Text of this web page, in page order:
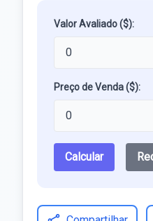
Valor Avaliado ($):
Preço de Venda ($):
Calcular